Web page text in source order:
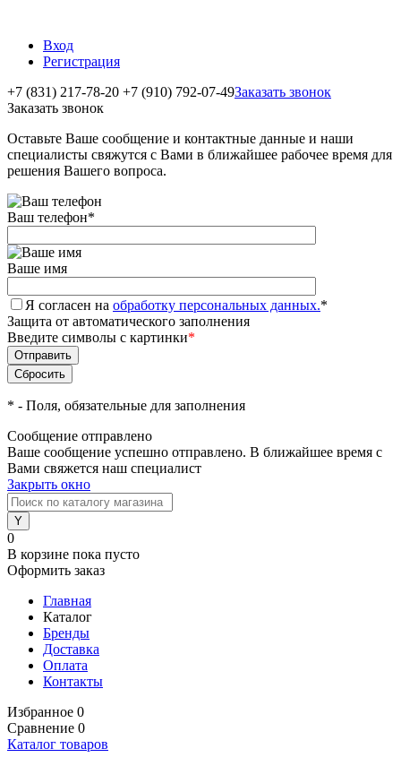
Вход
Регистрация
+7 (831) 217-78-20 +7 (910) 792-07-49Заказать звонок
Заказать звонок
Оставьте Ваше сообщение и контактные данные и наши
специалисты свяжутся с Вами в ближайшее рабочее время для
решения Вашего вопроса.
Ваш телефон*
Ваше имя
Я согласен на обработку персональных данных.*
Защита от автоматического заполнения
Введите символы с картинки*
* - Поля, обязательные для заполнения
Сообщение отправлено
Ваше сообщение успешно отправлено. В ближайшее время с
Вами свяжется наш специалист
Закрыть окно
0
В корзине пока пусто
Оформить заказ
Главная
Каталог
Бренды
Доставка
Оплата
Контакты
Избранное 0
Сравнение 0
Каталог товаров